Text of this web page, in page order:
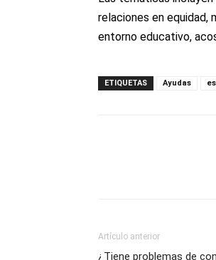
relaciones en equidad,
entorno educativo,
ETIQUETAS Ayudas
Artículo anterior
¿Tiene problemas de